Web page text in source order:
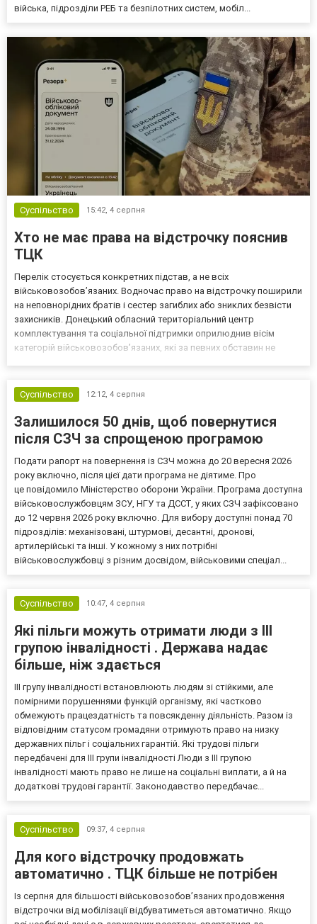
війська, підрозділи РЕБ та безпілотних систем, мобіл...
Суспільство 15:42, 4 серпня
Хто не має права на відстрочку пояснив
ТЦК
Перелік стосується конкретних підстав, а не всіх
військовозобов’язаних. Водночас право на відстрочку поширили
на неповнорідних братів і сестер загиблих або зниклих безвісти
захисників. Донецький обласний територіальний центр
комплектування та соціальної підтримки оприлюднив вісім
категорій військовозобов’язаних, які за певних обставин не
Суспільство
12:12, 4 серпня
Залишилося 50 днів, щоб повернутися
після СЗЧ за спрощеною програмою
Подати рапорт на повернення із СЗЧ можна до 20 вересня 2026
року включно, після цієї дати програма не діятиме. Про
це повідомило Міністерство оборони України. Програма доступна
військовослужбовцям ЗСУ, НГУ та ДССТ, у яких СЗЧ зафіксовано
до 12 червня 2026 року включно. Для вибору доступні понад 70
підрозділів: механізовані, штурмові, десантні, дронові,
артилерійські та інші. У кожному з них потрібні
військовослужбовці з різним досвідом, військовими спеціал...
Суспільство 10:47, 4 серпня
Які пільги можуть отримати люди з III
групою інвалідності . Держава надає
більше, ніж здається
III групу інвалідності встановлюють людям зі стійкими, але
помірними порушеннями функцій організму, які частково
обмежують працездатність та повсякденну діяльність. Разом із
відповідним статусом громадяни отримують право на низку
державних пільг і соціальних гарантій. Які трудові пільги
передбачені для III групи інвалідності Люди з III групою
інвалідності мають право не лише на соціальні виплати, а й на
додаткові трудові гарантії. Законодавство передбачає...
Суспільство 09:37, 4 серпня
Для кого відстрочку продовжать
автоматично . ТЦК більше не потрібен
Із серпня для більшості військовозобов’язаних продовження
відстрочки від мобілізації відбуватиметься автоматично. Якщо